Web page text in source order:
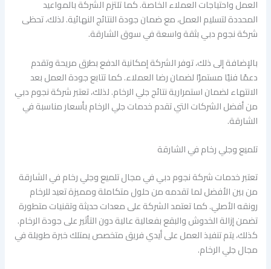
العمل واحتياجات العملاء الخاصة. كما تلتزم الشركة بالمواعيد
المحددة لتسليم العمل، مع ضمان جودة النتائج النهائية. لذلك، تحظى
شركة نجوم دبي بثقة واسعة في سوق الشارقة.
بالإضافة إلى ذلك، توفر الشركة إمكانية الدفع بطرق مريحة وتقدم
دعمًا فنيًا مستمرًا لضمان رضا العملاء. كما تتابع جودة العمل بعد
الانتهاء لضمان استمرارية نتائج جلي الرخام. لذلك، تعتبر شركة نجوم دبي
من أفضل الشركات التي تقدم خدمات جلي الرخام بأسعار مناسبة في
الشارقة.
تلميع وجلي رخام في الشارقة
تعتبر خدمات شركة نجوم دبي في مجال تلميع وجلي رخام في الشارقة
من بين الأفضل لما تقدمه من حلول متكاملة ومميزة تعيد للرخام
رونقه الأصلي. كما تعتمد الشركة على معدات حديثة وتقنيات متطورة
تضمن إزالة الخدوش والبقع بفعالية عالية دون التأثير على جودة الرخام.
كذلك، يتم تنفيذ العمل على أيدي فريق متخصص يمتلك خبرة طويلة في
مجال جلي الرخام.